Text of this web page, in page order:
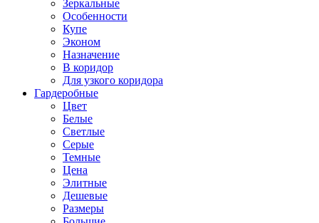
Зеркальные
Особенности
Купе
Эконом
Назначение
В коридор
Для узкого коридора
Гардеробные
Цвет
Белые
Светлые
Серые
Темные
Цена
Элитные
Дешевые
Размеры